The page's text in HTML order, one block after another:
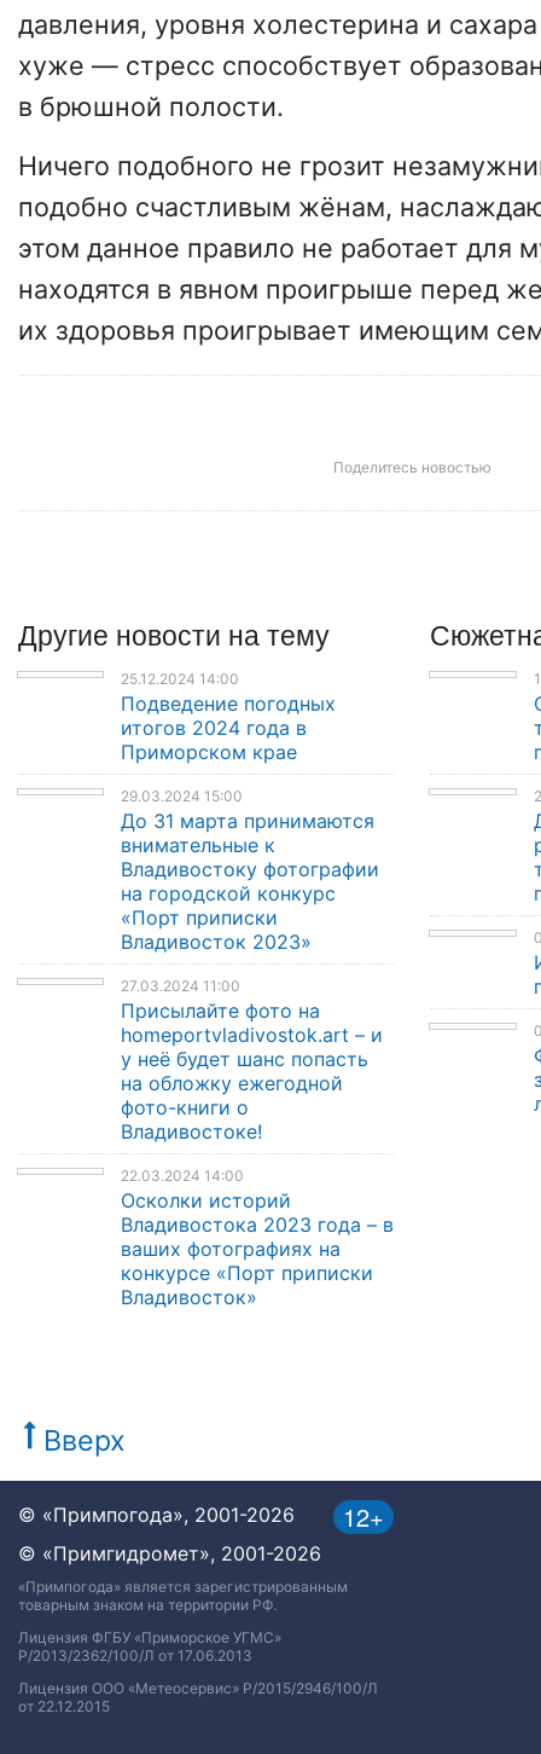
давления, уровня холестерина и
хуже — стресс способствует
в брюшной полости.
Ничего подобного не грозит
подобно счастливым жёнам,
этом данное правило не работает для
находятся в явном проигрыше перед
их здоровья проигрывает имеющим
Поделитесь новостью
Другие новости на тему
25.12.2024 14:00
Подведение погодных
итогов 2024 года в
Приморском крае
29.03.2024 15:00
До 31 марта принимаются
внимательные к
Владивостоку фотографии
на городской конкурс
«Порт приписки
Владивосток 2023»
27.03.2024 11:00
Присылайте фото на
homeportvladivostok.art – и
у неё будет шанс попасть
на обложку ежегодной
фото-книги о
Владивостоке!
22.03.2024 14:00
Осколки историй
Владивостока 2023 года – в
ваших фотографиях на
конкурсе «Порт приписки
Владивосток»
Вверх
12+
© «Примпогода», 2001-2026
© «Примгидромет», 2001-2026
«Примпогода» является зарегистрированным
товарным знаком на территории РФ.
Лицензия ФГБУ «Приморское УГМС»
Р/2013/2362/100/Л от 17.06.2013
Лицензия ООО «Метеосервис» Р/2015/2946/100/Л
от 22.12.2015